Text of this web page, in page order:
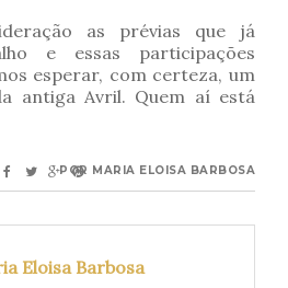
as prévias que já
e essas participações
esperar, com certeza, um
antiga Avril. Quem aí está
POR MARIA ELOISA BARBOSA
Eloisa Barbosa